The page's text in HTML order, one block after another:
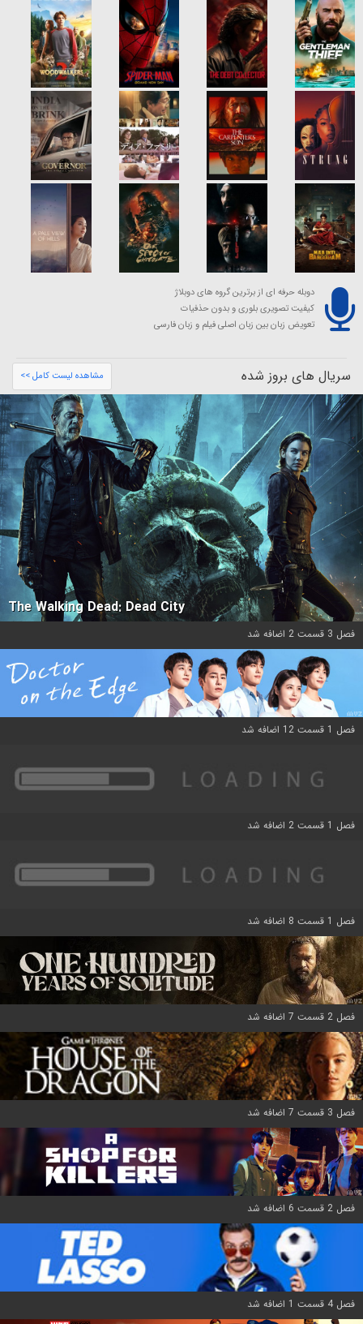
دوبله حرفه ای از برترین گروه های دوبلاژ
کیفیت تصویری بلوری و بدون حذفیات
تعویض زبان بین زبان اصلی فیلم و زبان فارسی
سریال های بروز شده مشاهده لیست کامل >>
The Walking Dead: Dead City
فصل 3 قسمت 2 اضافه شد
فصل 1 قسمت 12 اضافه شد
فصل 1 قسمت 2 اضافه شد
فصل 1 قسمت 8 اضافه شد
فصل 2 قسمت 7 اضافه شد
فصل 3 قسمت 7 اضافه شد
فصل 2 قسمت 6 اضافه شد
فصل 4 قسمت 1 اضافه شد